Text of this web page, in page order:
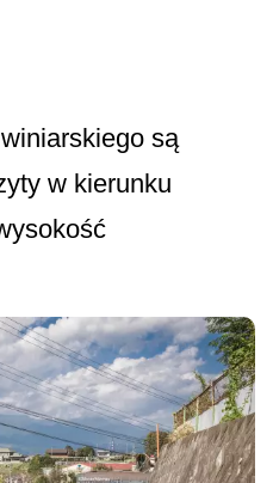
są
w kierunku